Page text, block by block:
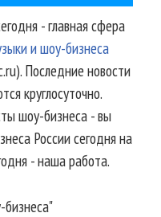
- главная сфера
и шоу-бизнеса
Последние новости
круглосуточно.
шоу-бизнеса - вы
России сегодня на
- наша работа.